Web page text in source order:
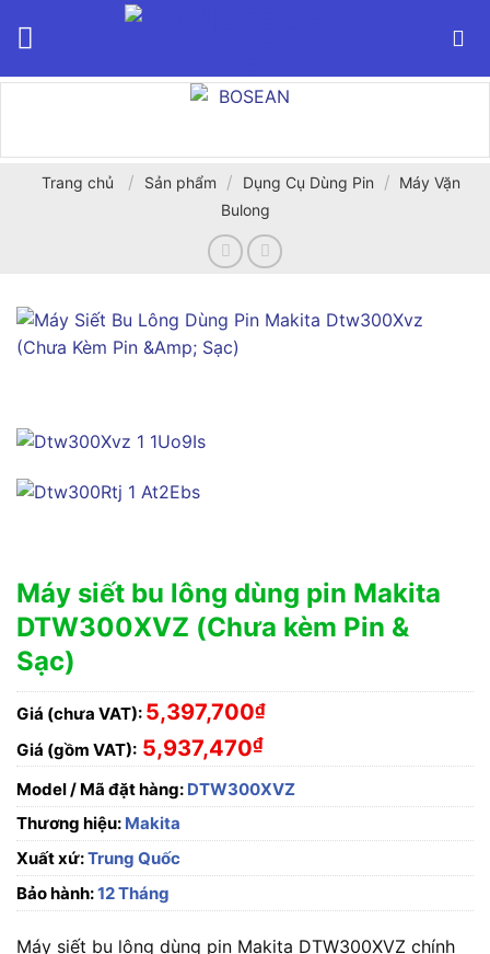
Trang chủ / Sản phẩm / Dụng Cụ Dùng Pin / Máy Vặn
Bulong
Máy siết bu lông dùng pin Makita
DTW300XVZ (Chưa kèm Pin &
Sạc)
Giá (chưa VAT): 5,397,700₫
Giá (gồm VAT): 5,937,470₫
Model / Mã đặt hàng: DTW300XVZ
Thương hiệu: Makita
Xuất xứ:Trung Quốc
Bảo hành:12 Tháng
Máy siết bu lông dùng pin Makita DTW300XVZ chính